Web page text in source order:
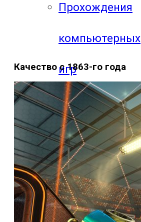
Прохождения
компьютерных
игр
Видео
прохождения
мобильных
игр
Качество с 1863-го года